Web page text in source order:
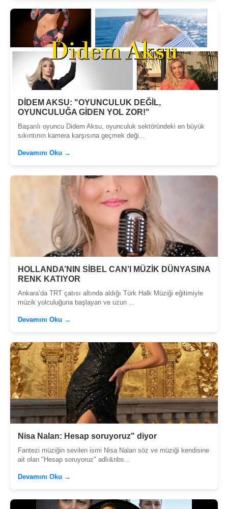
DİDEM AKSU: "OYUNCULUK DEĞİL,
OYUNCULUĞA GİDEN YOL ZOR!"
Başarılı oyuncu Didem Aksu, oyunculuk sektöründeki en büyük
sıkıntının kamera karşısına geçmek deği...
Devamını Oku →
HOLLANDA’NIN SİBEL CAN’I MÜZİK DÜNYASINA
RENK KATIYOR
Ankara’da TRT çatısı altında aldığı Türk Halk Müziği eğitimiyle
müzik yolculuğuna başlayan ve uzun ...
Devamını Oku →
Nisa Nalan: Hesap soruyoruz" diyor
Fantezi müziğin sevilen ismi Nisa Nalan söz ve müziği kendisine
ait olan "Hesap soruyoruz" adlı&nbs...
Devamını Oku →